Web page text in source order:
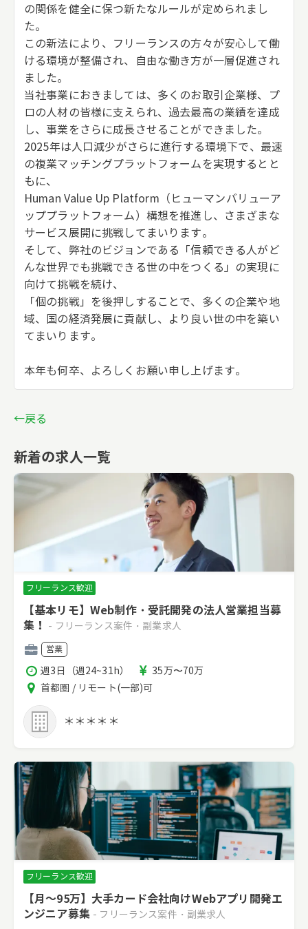
の関係を健全に保つ新たなルールが定められまし
た。
この新法により、フリーランスの方々が安心して働
ける環境が整備され、自由な働き方が一層促進され
ました。
当社事業におきましては、多くのお取引企業様、プ
ロの人材の皆様に支えられ、過去最高の業績を達成
し、事業をさらに成長させることができました。
2025年は人口減少がさらに進行する環境下で、最速
の複業マッチングプラットフォームを実現するとと
もに、
Human Value Up Platform（ヒューマンバリューア
ッププラットフォーム）構想を推進し、さまざまな
サービス展開に挑戦してまいります。
そして、弊社のビジョンである「信頼できる人がど
んな世界でも挑戦できる世の中をつくる」の実現に
向けて挑戦を続け、
「個の挑戦」を後押しすることで、多くの企業や地
域、国の経済発展に貢献し、より良い世の中を築い
てまいります。
本年も何卒、よろしくお願い申し上げます。
←戻る
新着の求人一覧
フリーランス歓迎
【基本リモ】Web制作・受託開発の法人営業担当募
集！
- フリーランス案件・副業求人
職
種
営業
稼
働
時
間
週3日（週24~31h）
報
酬
35万〜70万
エ
ア
首都圏 / リモート(一部)可
＊＊＊＊＊
フリーランス歓迎
【月～95万】大手カード会社向けWebアプリ開発エ
ンジニア募集 - フリーランス案件・副業求人